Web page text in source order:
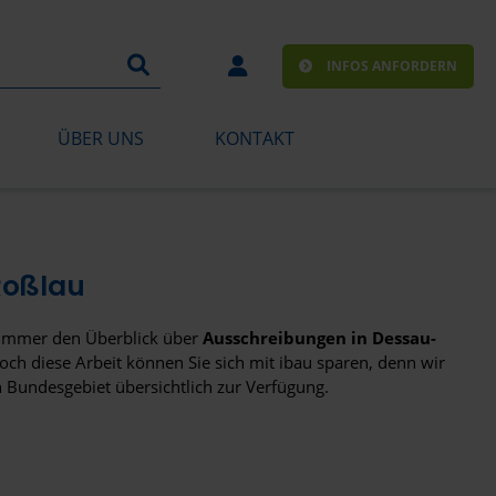
ÜBER UNS KONTAKT
INFOS ANFORDERN
den Überblick über Ausschreibungen in Dessau-
diese Arbeit können Sie sich mit ibau sparen, denn wir
übersichtlich zur Verfügung.